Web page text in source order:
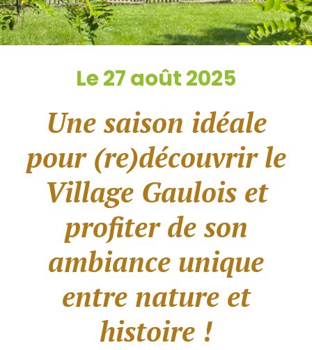
Le 27 août 2025
Une saison idéale
pour (re)découvrir le
Village Gaulois et
profiter de son
ambiance unique
entre nature et
histoire !